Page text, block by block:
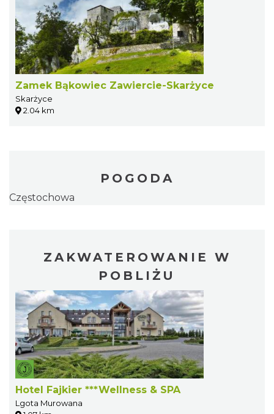
Zamek Bąkowiec Zawiercie-Skarżyce
Skarżyce
2.04 km
POGODA
Częstochowa
ZAKWATEROWANIE W
POBLIŻU
Hotel Fajkier ***Wellness & SPA
Lgota Murowana